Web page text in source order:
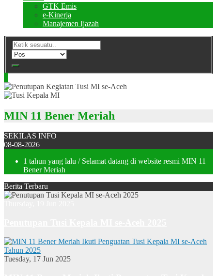
GTK Emis
e-Kinerja
Manajemen Ijazah
MIN 11 Bener Meriah
SEKILAS INFO
08-08-2026
1 tahun yang lalu / Selamat datang di website resmi MIN 11
Bener Meriah
Berita Terbaru
Tuesday, 17 Jun 2025